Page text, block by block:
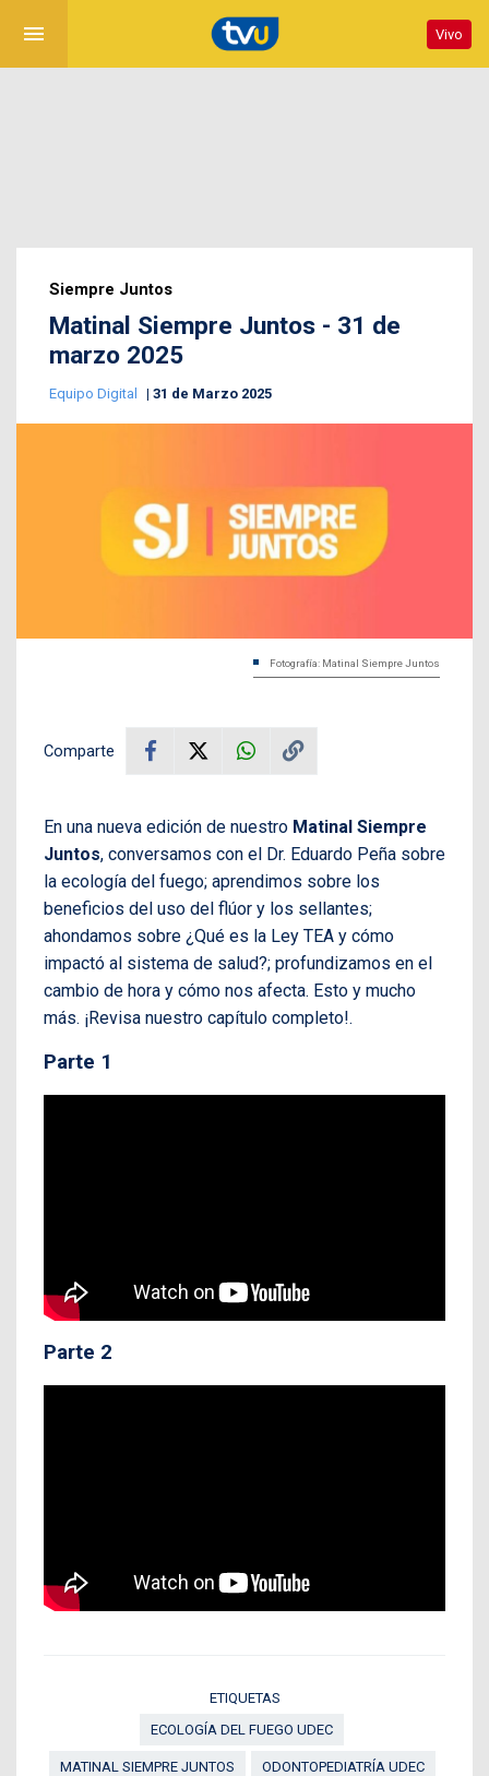
menu Vivo
Siempre Juntos
Matinal Siempre Juntos - 31 de
marzo 2025
Equipo Digital 31 de Marzo 2025
Fotografía: Matinal Siempre Juntos
Comparte
En una nueva edición de nuestro Matinal Siempre
Juntos, conversamos con el Dr. Eduardo Peña sobre
la ecología del fuego; aprendimos sobre los
beneficios del uso del flúor y los sellantes;
ahondamos sobre ¿Qué es la Ley TEA y cómo
impactó al sistema de salud?; profundizamos en el
cambio de hora y cómo nos afecta. Esto y mucho
más. ¡Revisa nuestro capítulo completo!.
Parte 1
Parte 2
ETIQUETAS
ECOLOGÍA DEL FUEGO UDEC
MATINAL SIEMPRE JUNTOS ODONTOPEDIATRÍA UDEC